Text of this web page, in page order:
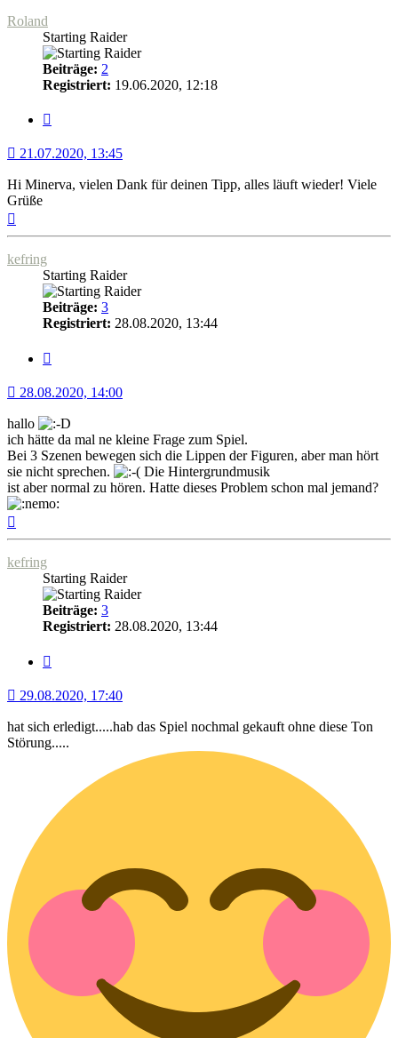
Roland
Starting Raider
Beiträge: 2
Registriert: 19.06.2020, 12:18
21.07.2020, 13:45
Hi Minerva, vielen Dank für deinen Tipp, alles läuft wieder! Viele
Grüße
oben
kefring
Starting Raider
Beiträge: 3
Registriert: 28.08.2020, 13:44
28.08.2020, 14:00
hallo
ich hätte da mal ne kleine Frage zum Spiel.
Bei 3 Szenen bewegen sich die Lippen der Figuren, aber man hört
sie nicht sprechen.
Die Hintergrundmusik
ist aber normal zu hören. Hatte dieses Problem schon mal jemand?
kefring
Starting Raider
Beiträge: 3
Registriert: 28.08.2020, 13:44
29.08.2020, 17:40
hat sich erledigt.....hab das Spiel nochmal gekauft ohne diese Ton
Störung.....